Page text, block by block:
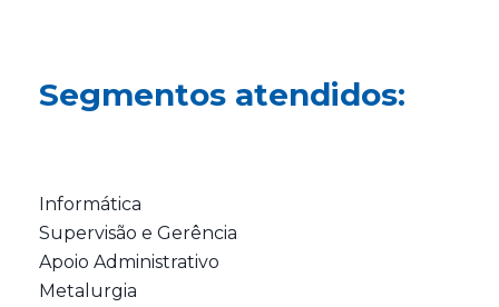
Segmentos atendidos:
Informática
Supervisão e Gerência
Apoio Administrativo
Metalurgia